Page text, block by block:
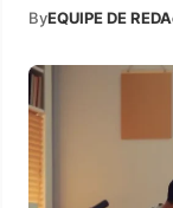
ByEQUIPE DE